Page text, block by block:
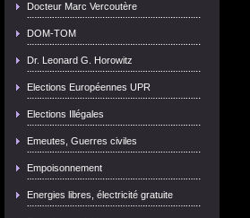
Docteur Marc Vercoutère
DOM-TOM
Dr. Leonard G. Horowitz
Elections Européennes UPR
Elections Illégales
Emeutes, Guerres civiles
Empoisonnement
Energies libres, électricité gratuite